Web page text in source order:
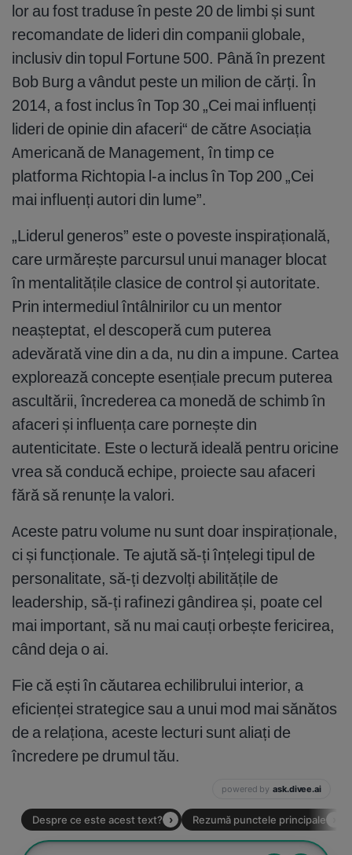
lor au fost traduse în peste 20 de limbi și sunt
recomandate de lideri din companii globale,
inclusiv din topul Fortune 500. Până în prezent
Bob Burg a vândut peste un milion de cărți. În
2014, a fost inclus în Top 30 „Cei mai influenți
lideri de opinie din afaceri“ de către Asociația
Americană de Management, în timp ce
platforma Richtopia l-a inclus în Top 200 „Cei
mai influenți autori din lume”.
„Liderul generos” este o poveste inspirațională,
care urmărește parcursul unui manager blocat
în mentalitățile clasice de control și autoritate.
Prin intermediul întâlnirilor cu un mentor
neașteptat, el descoperă cum puterea
adevărată vine din a da, nu din a impune. Cartea
explorează concepte esențiale precum puterea
ascultării, încrederea ca monedă de schimb în
afaceri și influența care pornește din
autenticitate. Este o lectură ideală pentru oricine
vrea să conducă echipe, proiecte sau afaceri
fără să renunțe la valori.
Aceste patru volume nu sunt doar inspiraționale,
ci și funcționale. Te ajută să-ți înțelegi tipul de
personalitate, să-ți dezvolți abilitățile de
leadership, să-ți rafinezi gândirea și, poate cel
mai important, să nu mai cauți orbește fericirea,
când deja o ai.
Fie că ești în căutarea echilibrului interior, a
eficienței strategice sau a unui mod mai sănătos
de a relaționa, aceste lecturi sunt aliați de
încredere pe drumul tău.